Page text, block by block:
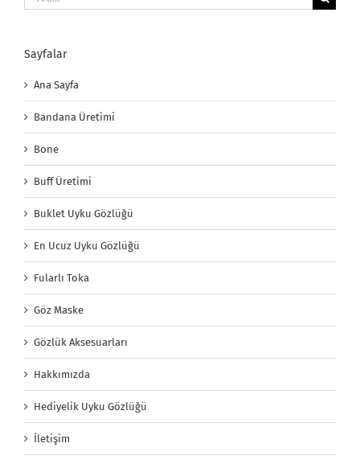
Sayfalar
Ana Sayfa
Bandana Üretimi
Bone
Buff Üretimi
Buklet Uyku Gözlüğü
En Ucuz Uyku Gözlüğü
Fularlı Toka
Göz Maske
Gözlük Aksesuarları
Hakkımızda
Hediyelik Uyku Gözlüğü
İletişim